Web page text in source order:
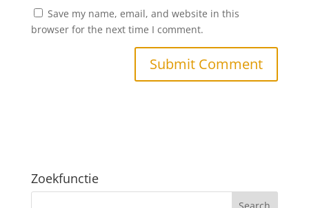
Save my name, email, and website in this
browser for the next time I comment.
Zoekfunctie